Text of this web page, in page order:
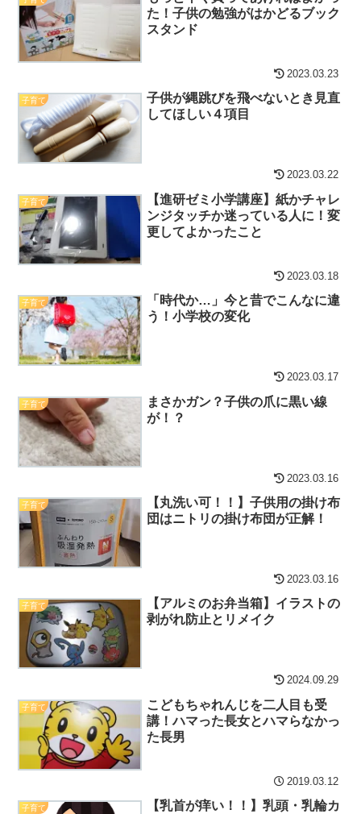
た！子供の勉強がはかどるブック
スタンド
2023.03.23
子育て
子供が縄跳びを飛べないとき見直
してほしい４項目
2023.03.22
子育て
【進研ゼミ小学講座】紙かチャレ
ンジタッチか迷っている人に！変
更してよかったこと
2023.03.18
子育て
「時代か…」今と昔でこんなに違
う！小学校の変化
2023.03.17
子育て
まさかガン？子供の爪に黒い線
が！？
2023.03.16
子育て
【丸洗い可！！】子供用の掛け布
団はニトリの掛け布団が正解！
2023.03.16
子育て
【アルミのお弁当箱】イラストの
剥がれ防止とリメイク
2024.09.29
子育て
こどもちゃれんじを二人目も受
講！ハマった長女とハマらなかっ
た長男
2019.03.12
子育て
【乳首が痒い！！】乳頭・乳輪カ